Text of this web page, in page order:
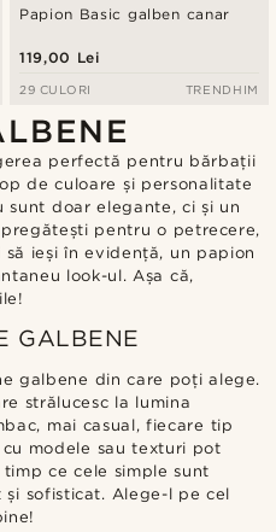
Papion Basic galben canar
119,00 Lei
29 CULORI TRENDHIM
perfectă pentru bărbații
de culoare și personalitate
sunt doar elegante, ci și un
pentru o petrecere,
ieși în evidență, un papion
look-ul. Așa că,
GALBENE
galbene din care poți alege.
strălucesc la lumina
mai casual, fiecare tip
modele sau texturi pot
ce cele simple sunt
sofisticat. Alege-l pe cel